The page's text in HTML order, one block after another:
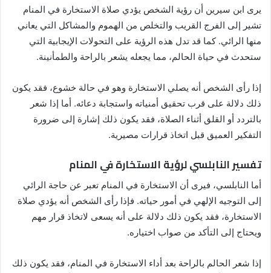
يرى ابن سيرين أن رؤية الشخص يؤدي صلاة الاستخارة في المنام
تشير إلى الفرج القريب والتخلص من الهموم والمشاكل التي يعاني
منها الرائي. كما قد تدل هذه الرؤية على التحولات الإيجابية التي
ستحدث في حياة الحالم، مما يجعله يشعر بالراحة والطمأنينة.
إذا رأى الشخص أنه يصلي الاستخارة وهو في حالة خشوع، فقد يكون
ذلك دلالة على قرب تحقيق أمنياته واستجابة دعائه. أما إذا شعر
بالتردد أو القلق أثناء الصلاة، فقد يكون ذلك إشارة إلى ضرورة
التفكير العميق قبل اتخاذ قرارات مصيرية.
تفسير النابلسي لرؤية الاستخارة في المنام
أما النابلسي، فيرى أن الاستخارة في المنام تعبر عن حاجة الرائي
إلى التوجيه الإلهي في أمور حياته. فإذا رأى الشخص أنه يؤدي صلاة
الاستخارة، فقد يكون ذلك دلالة على أنه يسعى لاتخاذ قرار مهم
ويحتاج إلى التأكد من صواب اختياره.
إذا شعر الحالم بالراحة بعد أداء الاستخارة في المنام، فقد يكون ذلك